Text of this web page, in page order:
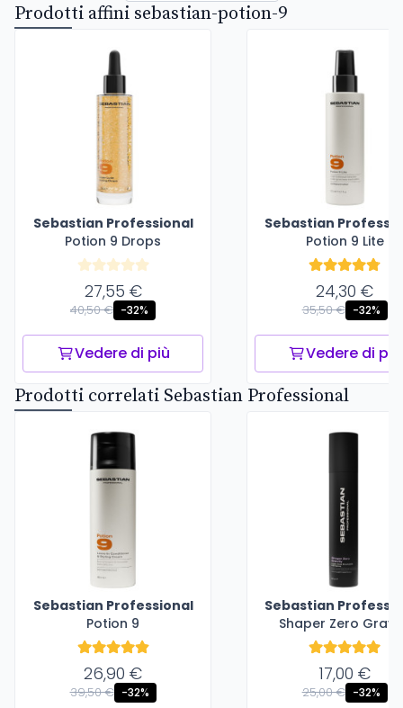
Prodotti affini sebastian-potion-9
Sebastian Professional
Potion 9 Drops
27,55 €
40,50 € -32%
Vedere di più
Sebastian
Potion 9 Lite
24,30 €
35,50 € -32%
Vedere di più
Prodotti correlati Sebastian Professional
Sebastian Professional
Potion 9
26,90 €
39,50 € -32%
Sebastian
Shaper Zero
17,00 €
25,00 € -32%